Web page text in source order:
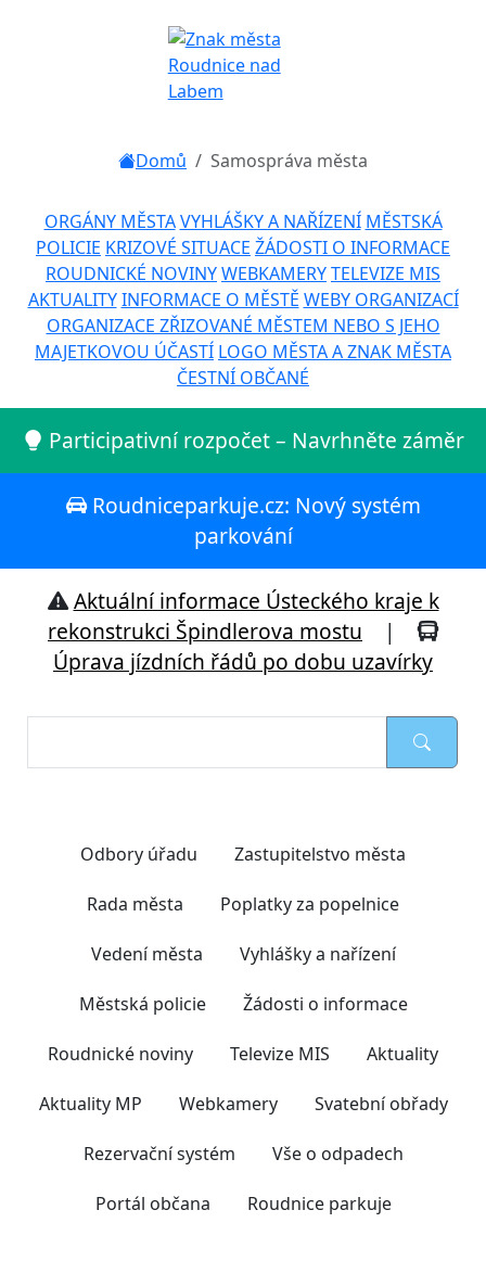
Domů Samospráva města
ORGÁNY MĚSTA VYHLÁŠKY A NAŘÍZENÍ MĚSTSKÁ
POLICIE KRIZOVÉ SITUACE ŽÁDOSTI O INFORMACE
ROUDNICKÉ NOVINYWEBKAMERYTELEVIZE MIS
AKTUALITY INFORMACE O MĚSTĚ WEBY ORGANIZACÍ
ORGANIZACE ZŘIZOVANÉ MĚSTEM NEBO S JEHO
MAJETKOVOU ÚČASTÍ LOGO MĚSTA A ZNAK MĚSTA
ČESTNÍ OBČANÉ
Participativní rozpočet – Navrhněte záměr
Roudniceparkuje.cz: Nový systém
parkování
Aktuální informace Ústeckého kraje k
rekonstrukci Špindlerova mostu |
Úprava jízdních řádů po dobu uzavírky
Odbory úřadu Zastupitelstvo města
Rada města Poplatky za popelnice
Vedení města Vyhlášky a nařízení
Městská policie Žádosti o informace
Roudnické noviny Televize MIS Aktuality
Aktuality MP Webkamery Svatební obřady
Rezervační systém Vše o odpadech
Portál občana Roudnice parkuje